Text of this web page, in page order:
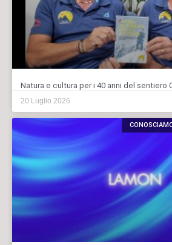
Natura e cultura per i 40 anni del sentiero
20 Luglio 2026